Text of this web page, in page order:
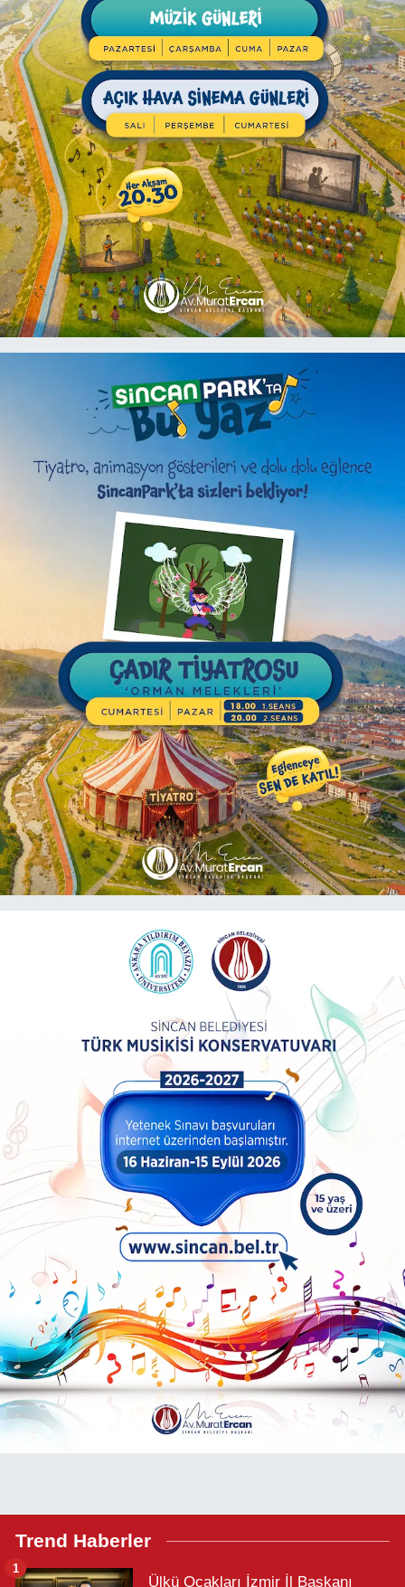
Trend Haberler
Ülkü Ocakları İzmir İl Başkanı
1